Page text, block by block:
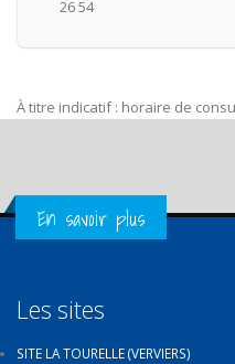
26 54
À titre indicatif : horaire de
Get in Touch
En savoir plus
Les sites
SITE LA TOURELLE (VERVIERS)